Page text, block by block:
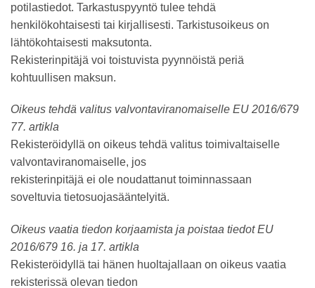
potilastiedot. Tarkastuspyyntö tulee tehdä
henkilökohtaisesti tai kirjallisesti. Tarkistusoikeus on
lähtökohtaisesti maksutonta.
Rekisterinpitäjä voi toistuvista pyynnöistä periä
kohtuullisen maksun.
Oikeus tehdä valitus valvontaviranomaiselle EU 2016/679
77. artikla
Rekisteröidyllä on oikeus tehdä valitus toimivaltaiselle
valvontaviranomaiselle, jos
rekisterinpitäjä ei ole noudattanut toiminnassaan
soveltuvia tietosuojasääntelyitä.
Oikeus vaatia tiedon korjaamista ja poistaa tiedot EU
2016/679 16. ja 17. artikla
Rekisteröidyllä tai hänen huoltajallaan on oikeus vaatia
rekisterissä olevan tiedon